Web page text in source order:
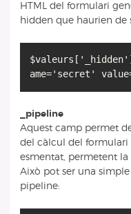
HTML del formulari
hidden que haurien de
_pipeline
Aquest camp permet
del càlcul del formulari
esmentat, permetent la
Això pot ser una
pipeline: